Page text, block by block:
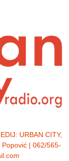
URBAN CITY,
| 062/565-